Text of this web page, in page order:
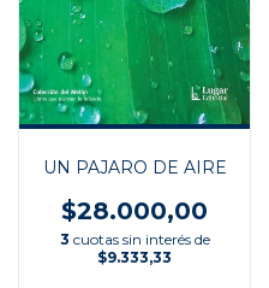
UN PAJARO DE AIRE
$28.000,00
3 cuotas sin interés de
$9.333,33